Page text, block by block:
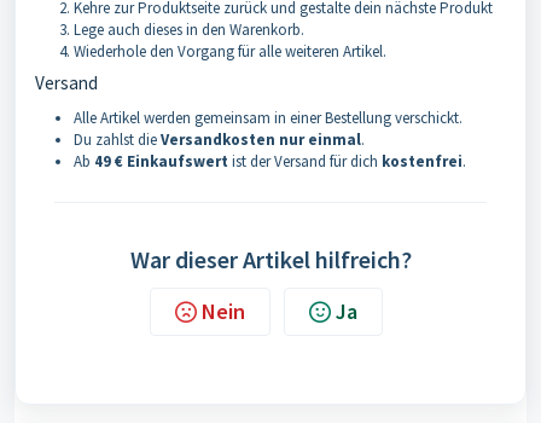
Kehre zur Produktseite zurück und gestalte dein nächste Produkt
Lege auch dieses in den Warenkorb.
Wiederhole den Vorgang für alle weiteren Artikel.
Versand
Alle Artikel werden gemeinsam in einer Bestellung verschickt.
Du zahlst dieVersandkosten nur einmal.
Ab 49 € Einkaufswert ist der Versand für dich kostenfrei.
War dieser Artikel hilfreich?
Nein Ja